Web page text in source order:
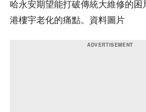
哈永安期望能打破傳統大維修的困
港樓宇老化的痛點。資料圖片